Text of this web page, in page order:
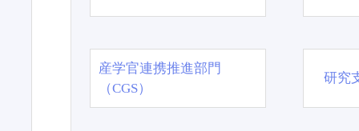
産学官連携推進部門
（CGS）
研究